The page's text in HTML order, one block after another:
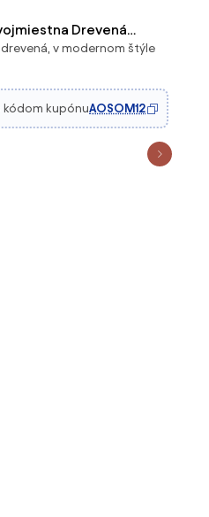
Drevená
Lavica na Sedenie do
Časti, so
220 kg, Borovicové
drevená, v modernom štýle
kódom kupónuAOSOM12